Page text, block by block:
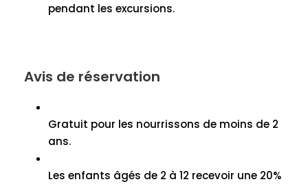
pendant les excursions.
Avis de réservation
Gratuit pour les nourrissons de moins de 2
ans.
Les enfants âgés de 2 à 12 recevoir une 20%